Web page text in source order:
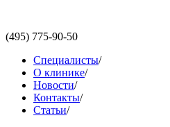
(495) 775-90-50
Специалисты/
О клинике/
Новости/
Контакты/
Статьи/